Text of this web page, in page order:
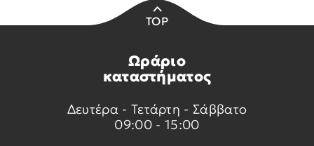
TOP
Ωράριο
καταστήματος
Δευτέρα - Τετάρτη - Σάββατο
09:00 - 15:00